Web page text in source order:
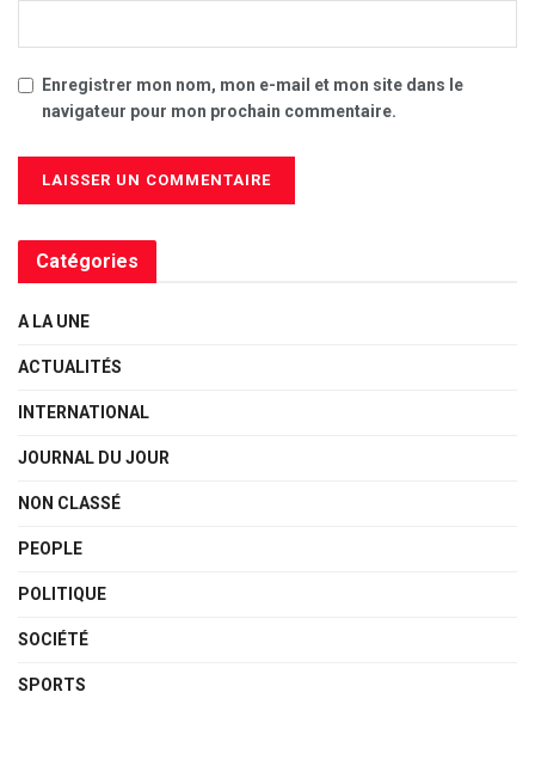
Enregistrer mon nom, mon e-mail et mon site dans le
navigateur pour mon prochain commentaire.
Catégories
A LA UNE
ACTUALITÉS
INTERNATIONAL
JOURNAL DU JOUR
NON CLASSÉ
PEOPLE
POLITIQUE
SOCIÉTÉ
SPORTS